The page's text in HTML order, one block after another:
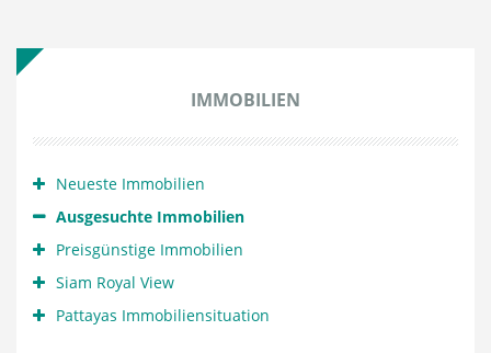
IMMOBILIEN
Neueste Immobilien
Ausgesuchte Immobilien
Preisgünstige Immobilien
Siam Royal View
Pattayas Immobiliensituation